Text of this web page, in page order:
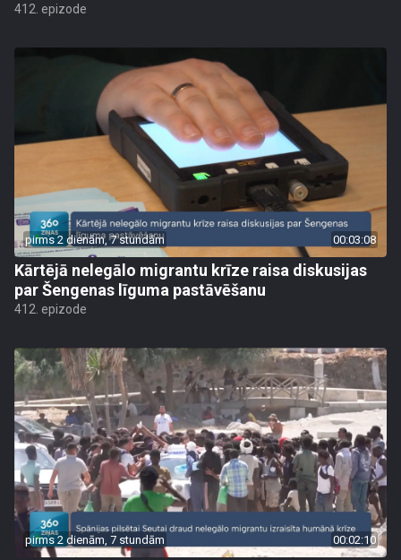
412. epizode
pirms 2 dienām, 7 stundām 00:03:08
Kārtējā nelegālo migrantu krīze raisa diskusijas
par Šengenas līguma pastāvēšanu
412. epizode
pirms 2 dienām, 7 stundām 00:02:10